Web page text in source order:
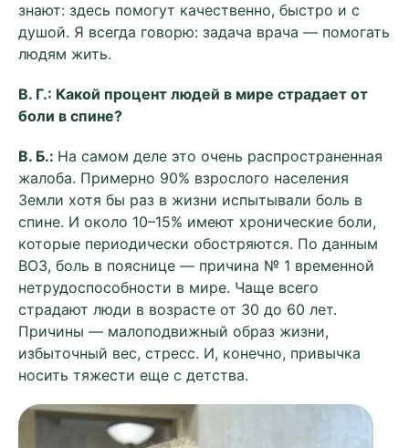
знают: здесь помогут качественно, быстро и с
душой. Я всегда говорю: задача врача — помогать
людям жить.
В. Г.: Какой процент людей в мире страдает от
боли в спине?
В. Б.: На самом деле это очень распространенная
жалоба. Примерно 90% взрослого населения
Земли хотя бы раз в жизни испытывали боль в
спине. И около 10–15% имеют хронические боли,
которые периодически обостряются. По данным
ВОЗ, боль в пояснице — причина № 1 временной
нетрудоспособности в мире. Чаще всего
страдают люди в возрасте от 30 до 60 лет.
Причины — малоподвижный образ жизни,
избыточный вес, стресс. И, конечно, привычка
носить тяжести еще с детства.